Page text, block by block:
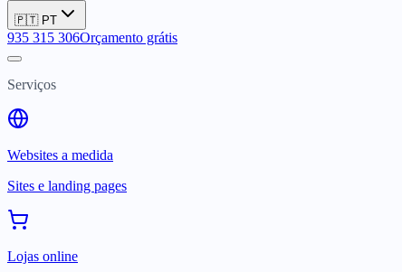
🇵🇹 PT
935 315 306Orçamento grátis
Serviços
Websites a medida
Sites e landing pages
Lojas online